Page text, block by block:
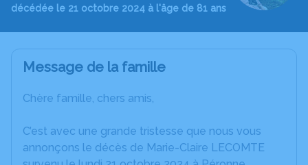
décédée le 21 octobre 2024 à l'âge de 81 ans
Message de la famille
Chère famille, chers amis,
C’est avec une grande tristesse que nous vous
annonçons le décès de Marie-Claire LECOMTE